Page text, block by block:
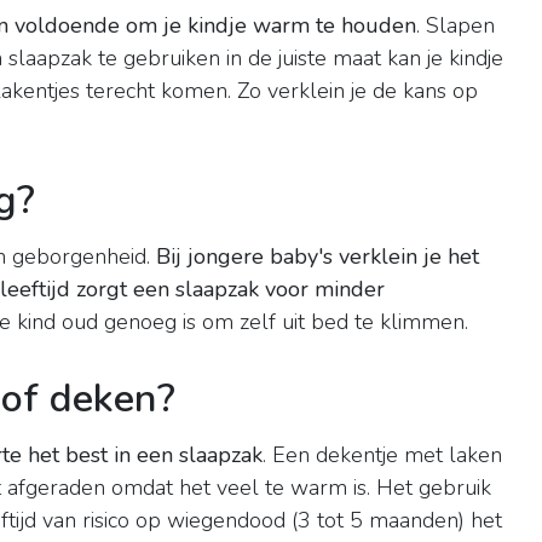
voldoende om je kindje warm te houden. Slapen
te gebruiken in de juiste maat kan je kindje
terecht komen. Zo verklein je de kans op
geborgenheid. Bij jongere baby's verklein je het
zorgt een slaapzak voor minder
kind oud genoeg is om zelf uit bed te klimmen.
deken?
het best in een slaapzak. Een dekentje met laken
omdat het veel te warm is. Het gebruik
van risico op wiegendood (3 tot 5 maanden) het